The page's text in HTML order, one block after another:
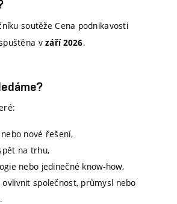
soutěže Cena podnikavosti
vzáří 2026.
nové řešení,
na trhu,
nebo jedinečné know-how,
společnost, průmysl nebo